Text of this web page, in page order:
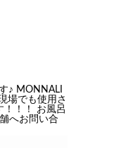
♪ MONNALI
場でも使用さ
！！！ お風呂
へお問い合